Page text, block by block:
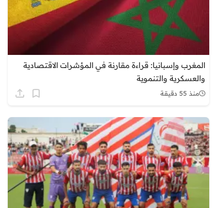
المغرب وإسبانيا: قراءة مقارنة في المؤشرات الاقتصادية
والعسكرية والتنموية
منذ 55 دقيقة